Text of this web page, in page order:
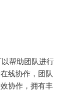
帮助团队进行
线协作，团队
协作，拥有丰